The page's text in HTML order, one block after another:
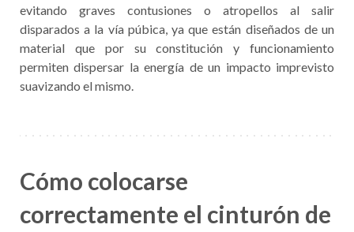
evitando graves contusiones o atropellos al salir
disparados a la vía púbica, ya que están diseñados de un
material que por su constitución y funcionamiento
permiten dispersar la energía de un impacto imprevisto
suavizando el mismo.
Cómo colocarse
correctamente el cinturón de